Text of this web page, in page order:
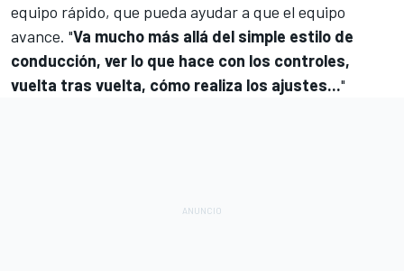
equipo rápido, que pueda ayudar a que el equipo
avance. "Va mucho más allá del simple estilo de
conducción, ver lo que hace con los controles,
vuelta tras vuelta, cómo realiza los ajustes..."